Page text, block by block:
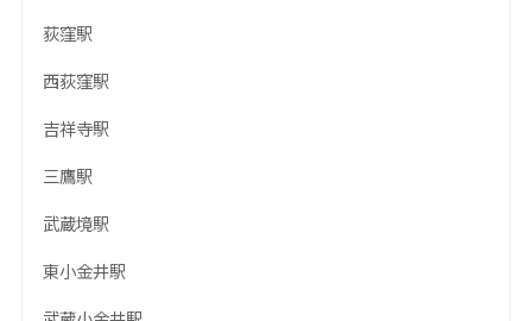
荻窪駅
西荻窪駅
吉祥寺駅
三鷹駅
武蔵境駅
東小金井駅